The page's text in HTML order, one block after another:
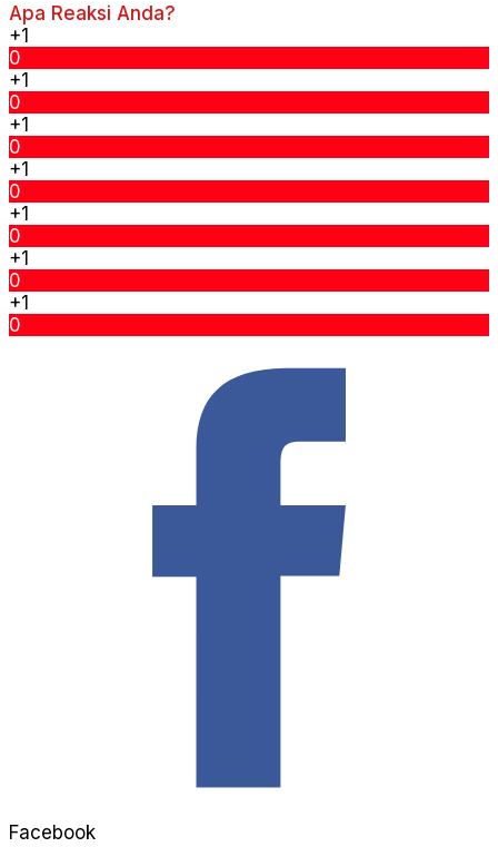
Apa Reaksi Anda?
+1
0
+1
0
+1
0
+1
0
+1
0
+1
0
+1
0
Facebook